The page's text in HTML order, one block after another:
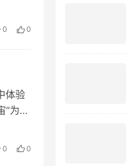
喂
国：
0 0
体验
为核
开启
方
0 0